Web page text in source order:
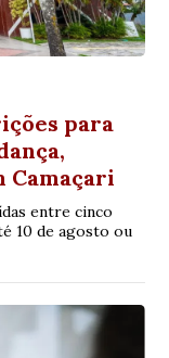
para
entre cinco
10 de agosto ou